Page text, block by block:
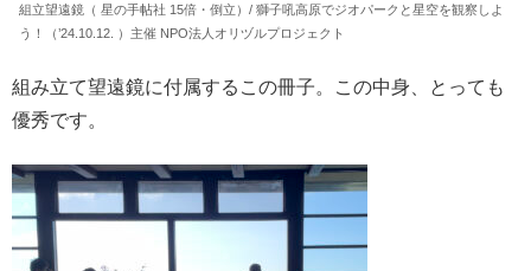
組立望遠鏡（ 星の手帖社 15倍・倒立）/ 獅子吼高原でジオパークと星空を観察しよ
う！（’24.10.12. ）主催 NPO法人オリヅルプロジェクト
組み立て望遠鏡に付属するこの冊子。この中身、とっても
優秀です。